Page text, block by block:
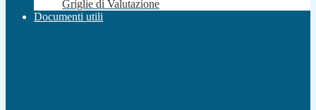
Griglie di Valutazione
Documenti utili